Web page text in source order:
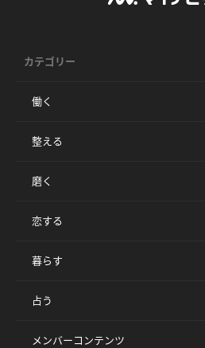
カテゴリー
働く
整える
磨く
恋する
暮らす
占う
メンバーコンテンツ